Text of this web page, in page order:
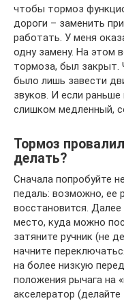
чтобы тормоз
дороги – заменить
работать. У меня
одну замену. На этом
тормоза, был закрыт.
было лишь завести
звуков. И если
слишком медленный,
Тормоз
делать?
Сначала попробуйте
педаль: возможно, ее
восстановится.
место, куда можно
затяните ручник (не
начните
на более низкую
положения рычага на
акселератор (делайте